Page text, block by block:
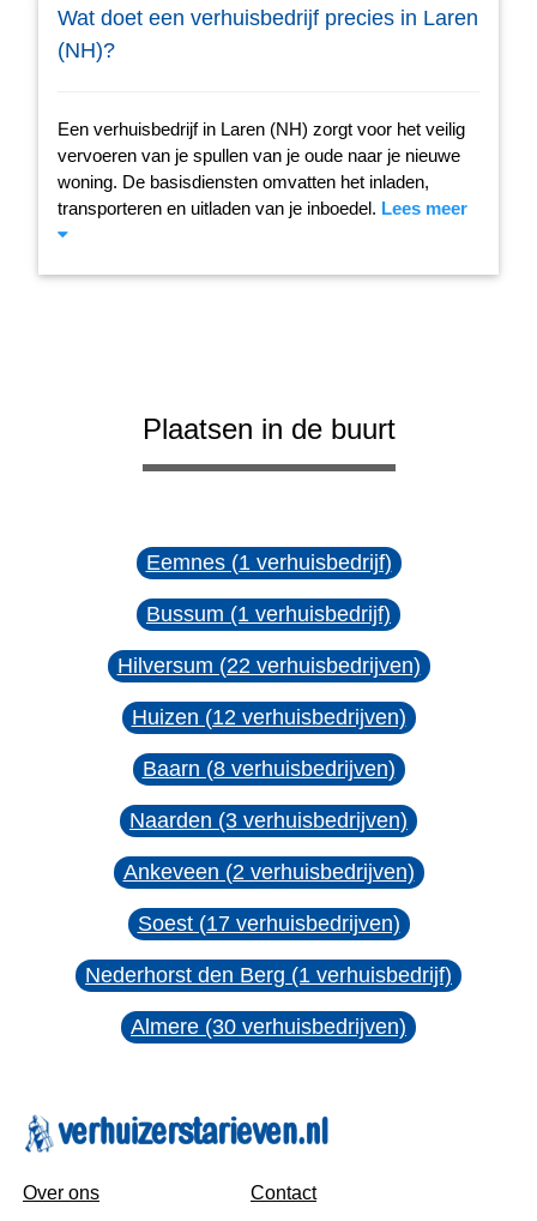
Wat doet een verhuisbedrijf precies in Laren
(NH)?
Een verhuisbedrijf in Laren (NH) zorgt voor het veilig
vervoeren van je spullen van je oude naar je nieuwe
woning. De basisdiensten omvatten het inladen,
transporteren en uitladen van je inboedel. Lees meer
Plaatsen in de buurt
Eemnes (1 verhuisbedrijf)
Bussum (1 verhuisbedrijf)
Hilversum (22 verhuisbedrijven)
Huizen (12 verhuisbedrijven)
Baarn (8 verhuisbedrijven)
Naarden (3 verhuisbedrijven)
Ankeveen (2 verhuisbedrijven)
Soest (17 verhuisbedrijven)
Nederhorst den Berg (1 verhuisbedrijf)
Almere (30 verhuisbedrijven)
Over ons Contact